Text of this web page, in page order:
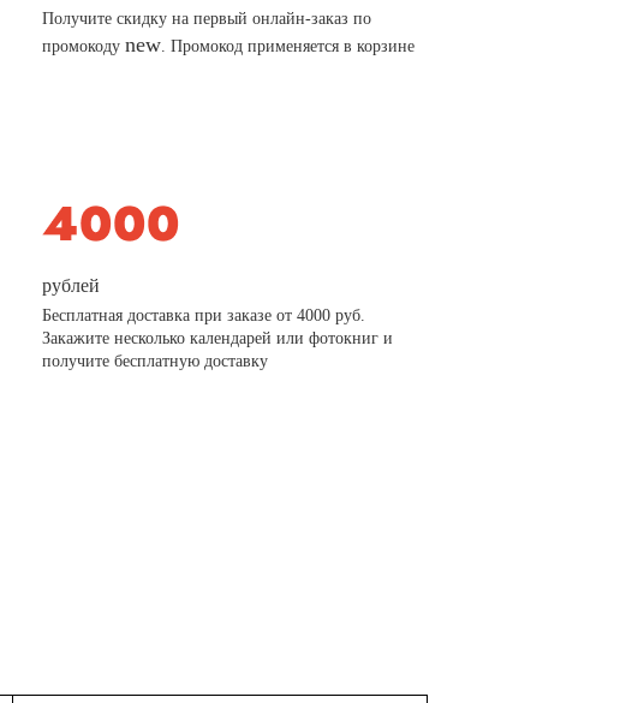
Получите скидку на первый онлайн-заказ по
промокоду new. Промокод применяется в корзине
рублей
Бесплатная доставка при заказе от 4000 руб.
Закажите несколько календарей или фотокниг и
получите бесплатную доставку